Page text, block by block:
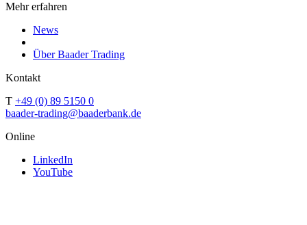
Mehr erfahren
News
Über Baader Trading
Kontakt
T +49 (0) 89 5150 0
baader-trading@baaderbank.de
Online
LinkedIn
YouTube